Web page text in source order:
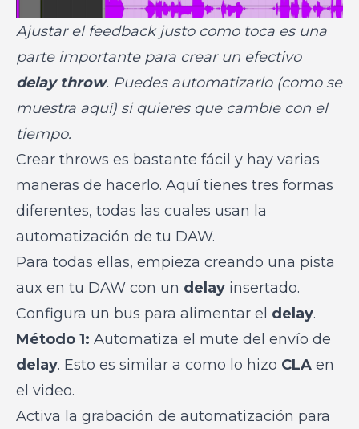
Ajustar el feedback justo como toca es una
parte importante para crear un efectivo
delay throw. Puedes automatizarlo (como se
muestra aquí) si quieres que cambie con el
tiempo.
Crear throws es bastante fácil y hay varias
maneras de hacerlo. Aquí tienes tres formas
diferentes, todas las cuales usan la
automatización de tu DAW.
Para todas ellas, empieza creando una pista
aux en tu DAW con un delay insertado.
Configura un bus para alimentar el delay.
Método 1: Automatiza el mute del envío de
delay. Esto es similar a como lo hizo CLA en
el video.
Activa la grabación de automatización para